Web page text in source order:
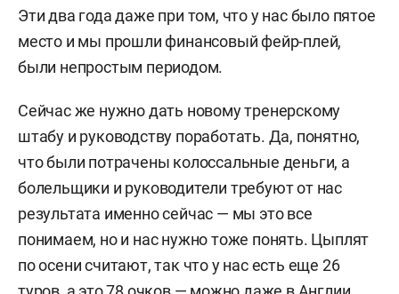
Эти два года даже при том, что у нас было пятое
место и мы прошли финансовый фейр-плей,
были непростым периодом.
Сейчас же нужно дать новому тренерскому
штабу и руководству поработать. Да, понятно,
что были потрачены колоссальные деньги, а
болельщики и руководители требуют от нас
результата именно сейчас — мы это все
понимаем, но и нас нужно тоже понять. Цыплят
по осени считают, так что у нас есть еще 26